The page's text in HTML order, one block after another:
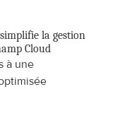
la gestion
Cloud
à une